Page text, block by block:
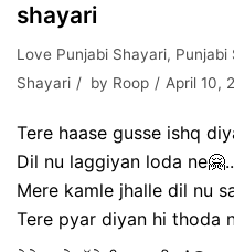
shayari
Love Punjabi Shayari, Punjabi
Shayari
by Roop April 10,
Tere haase gusse ishq
Dil nu laggiyan loda
Mere kamle jhalle dil nu
Tere pyar diyan hi thoda